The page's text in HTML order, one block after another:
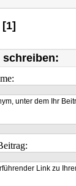
schreiben:
unter dem Ihr
Link zu